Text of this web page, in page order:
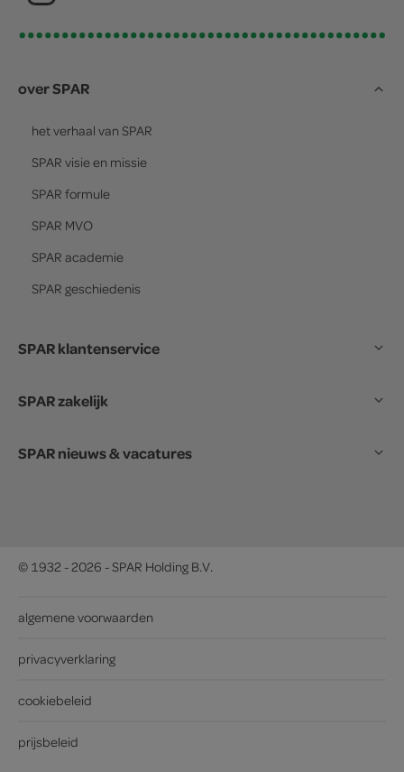
over SPAR
het verhaal van SPAR
SPAR visie en missie
SPAR formule
SPAR MVO
SPAR academie
SPAR geschiedenis
SPAR klantenservice
SPAR zakelijk
SPAR nieuws & vacatures
© 1932 - 2026 - SPAR Holding B.V.
algemene voorwaarden
privacyverklaring
cookiebeleid
prijsbeleid